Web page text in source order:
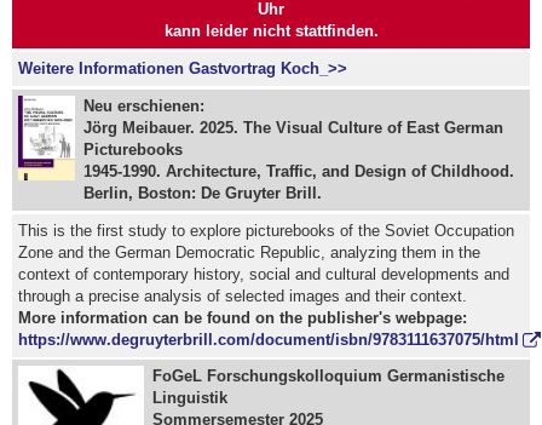
Uhr
kann leider nicht stattfinden.
Weitere Informationen Gastvortrag Koch_>>
Neu erschienen:
Jörg Meibauer. 2025. The Visual Culture of East German
Picturebooks
1945-1990. Architecture, Traffic, and Design of Childhood.
Berlin, Boston: De Gruyter Brill.
This is the first study to explore picturebooks of the Soviet Occupation
Zone and the German Democratic Republic, analyzing them in the
context of contemporary history, social and cultural developments and
through a precise analysis of selected images and their context.
More information can be found on the publisher's webpage:
https://www.degruyterbrill.com/document/isbn/9783111637075/html
FoGeL Forschungskolloquium Germanistische
Linguistik
Sommersemester 2025